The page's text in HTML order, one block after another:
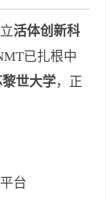
活体创新科
已扎根中
世大学，正
台